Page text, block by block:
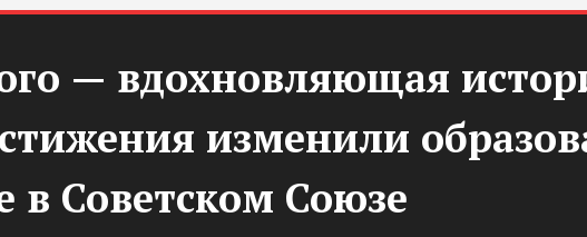
— вдохновляющая
изменили
в Советском Союзе